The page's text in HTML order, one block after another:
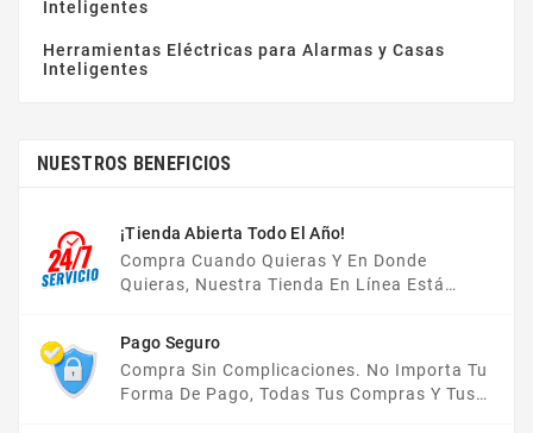
Inteligentes
Herramientas Eléctricas para Alarmas y Casas
Inteligentes
NUESTROS BENEFICIOS
¡Tienda Abierta Todo El Año!
Compra Cuando Quieras Y En Donde
Quieras, Nuestra Tienda En Línea Está
Pago Seguro
Compra Sin Complicaciones. No Importa Tu
Forma De Pago, Todas Tus Compras Y Tus